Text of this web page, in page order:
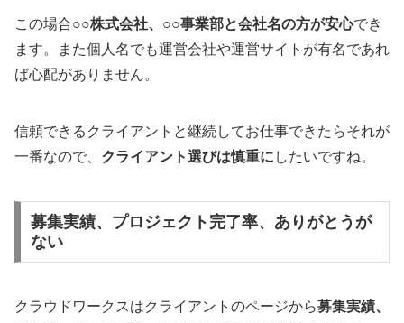
この場合○○株式会社、○○事業部と会社名の方が安心でき
ます。また個人名でも運営会社や運営サイトが有名であれ
ば心配がありません。
信頼できるクライアントと継続してお仕事できたらそれが
一番なので、 クライアント選びは慎重に したいですね。
募集実績、プロジェクト完了率、ありがとうが
ない
クラウドワークスはクライアントのページから募集実績、